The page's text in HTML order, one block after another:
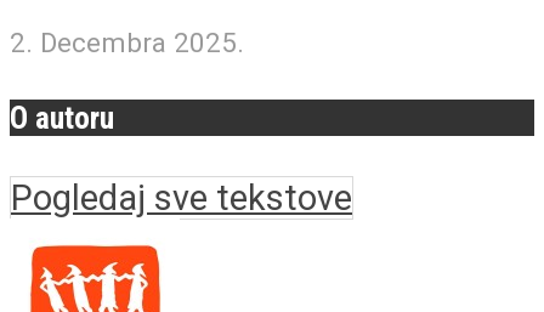
2. Decembra 2025.
O autoru
Pogledaj sve tekstove